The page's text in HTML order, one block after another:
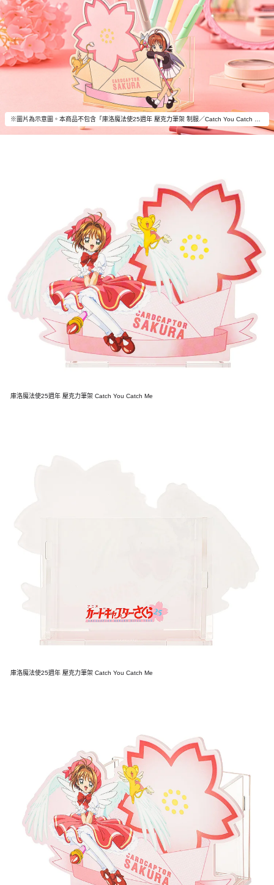
庫洛魔法使25週年 壓克力筆架 Catch You Catch Me
庫洛魔法使25週年 壓克力筆架 Catch You Catch Me